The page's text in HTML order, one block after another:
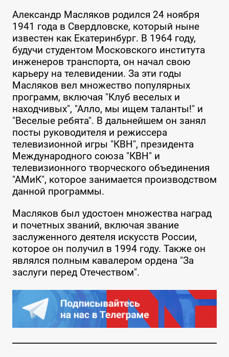
Александр Масляков родился 24 ноября
1941 года в Свердловске, который ныне
известен как Екатеринбург. В 1964 году,
будучи студентом Московского института
инженеров транспорта, он начал свою
карьеру на телевидении. За эти годы
Масляков вел множество популярных
программ, включая "Клуб веселых и
находчивых", "Алло, мы ищем таланты!" и
"Веселые ребята". В дальнейшем он занял
посты руководителя и режиссера
телевизионной игры "КВН", президента
Международного союза "КВН" и
телевизионного творческого объединения
"АМиК", которое занимается производством
данной программы.
Масляков был удостоен множества наград
и почетных званий, включая звание
заслуженного деятеля искусств России,
которое он получил в 1994 году. Также он
являлся полным кавалером ордена "За
заслуги перед Отечеством".